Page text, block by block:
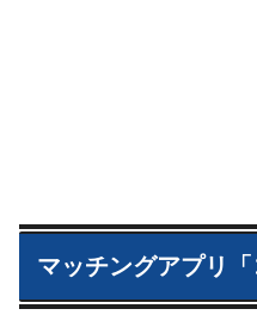
マッチングアプリ